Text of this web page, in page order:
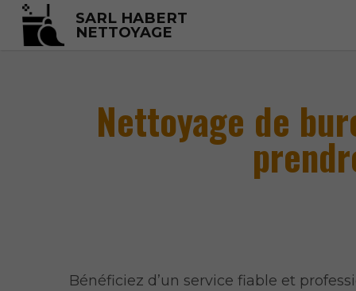
SARL HABERT
NETTOYAGE
Nettoyage de
Bénéficiez d’un service fiable et